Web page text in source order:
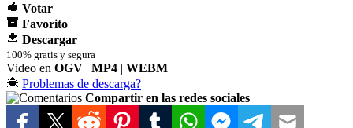
Votar
Favorito
Descargar
100% gratis y segura
Video en OGV | MP4 | WEBM
Problemas de descarga?
Compartir en las redes sociales